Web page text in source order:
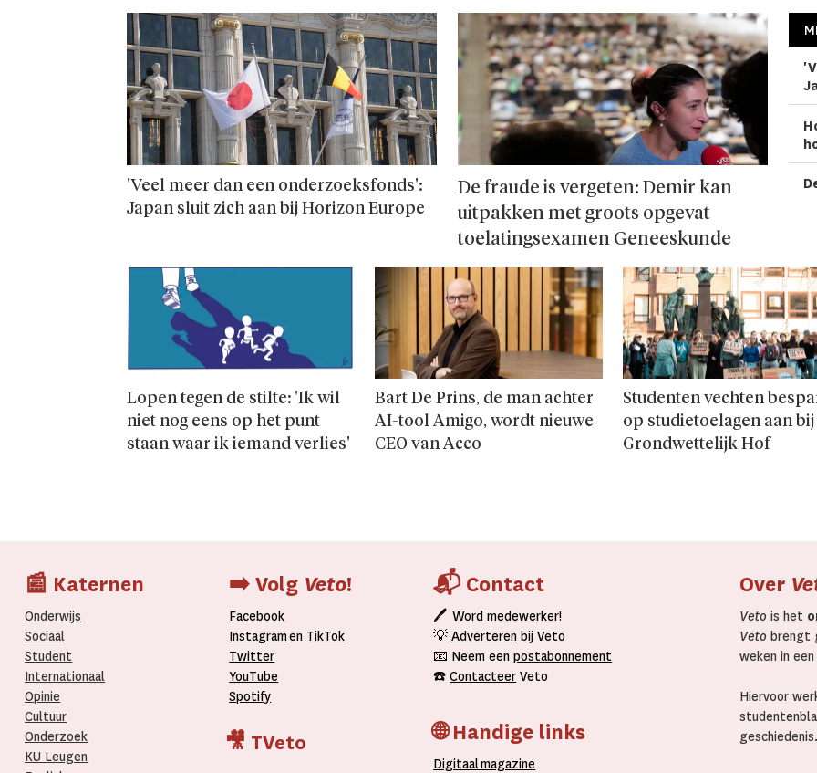
'Veel meer dan een onderzoeks­fonds':
Japan sluit zich aan bij Horizon Europe
De fraude is vergeten: Demir kan
uitpakken met groots opgevat
toelatingsexamen Geneeskunde
Lopen tegen de stilte: 'Ik wil
niet nog eens op het punt
staan waar ik iemand verlies'
Bart De Prins, de man achter
AI-tool Amigo, wordt nieuwe
CEO van Acco
Studenten vechten
op studie­toelagen aan bij
Grondwettelijk Hof
📰 Katernen
Onderwijs
Sociaal
Student
Internationaal­
Opinie
Cultuur
Onderzoek
KU Leugen
➡️ Volg Veto!
Facebook
Instagramen TikTok
Twitter
YouTube
Spotify
🎥 TVeto
📬 Contact
🖊Word medewerker!
💡Adverteren bij Veto
📧 Neem eenpostabonnement
☎️Contacteer Veto
🌐 Handige links
Digitaalmagazine
Over
Veto is het
Veto brengt
weken in
Hiervoor